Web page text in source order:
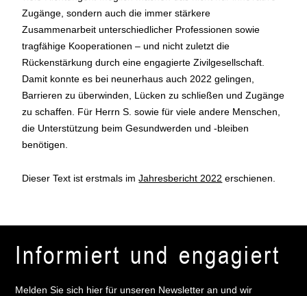
Zugänge, sondern auch die immer stärkere
Zusammenarbeit unterschiedlicher Professionen sowie
tragfähige Kooperationen – und nicht zuletzt die
Rückenstärkung durch eine engagierte Zivilgesellschaft.
Damit konnte es bei neunerhaus auch 2022 gelingen,
Barrieren zu überwinden, Lücken zu schließen und Zugänge
zu schaffen. Für Herrn S. sowie für viele andere Menschen,
die Unterstützung beim Gesundwerden und -bleiben
benötigen.
Dieser Text ist erstmals imJahresbericht 2022 erschienen.
Informiert und engagiert
Melden Sie sich hier für unseren Newsletter an und wir